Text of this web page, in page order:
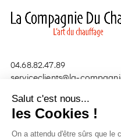
04.68.82.47.89
serviceclients@la-
Nos produits
Salut c'est nous...
les Cookies !
On a attendu d'être sûrs que le